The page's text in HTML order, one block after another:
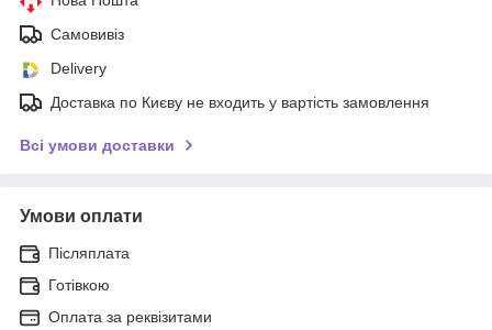
Самовивіз
Delivery
Доставка по Києву не входить у вартість замовлення
Всі умови доставки
Умови оплати
Післяплата
Готівкою
Оплата за реквізитами